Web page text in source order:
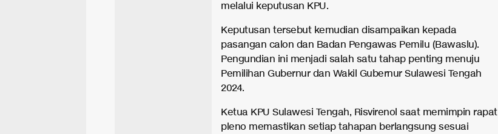
melalui keputusan KPU.
Keputusan tersebut kemudian disampaikan kepada
pasangan calon dan Badan Pengawas Pemilu (Bawaslu).
Pengundian ini menjadi salah satu tahap penting menuju
Pemilihan Gubernur dan Wakil Gubernur Sulawesi Tengah
2024.
Ketua KPU Sulawesi Tengah, Risvirenol saat memimpin rapat
pleno memastikan setiap tahapan berlangsung sesuai